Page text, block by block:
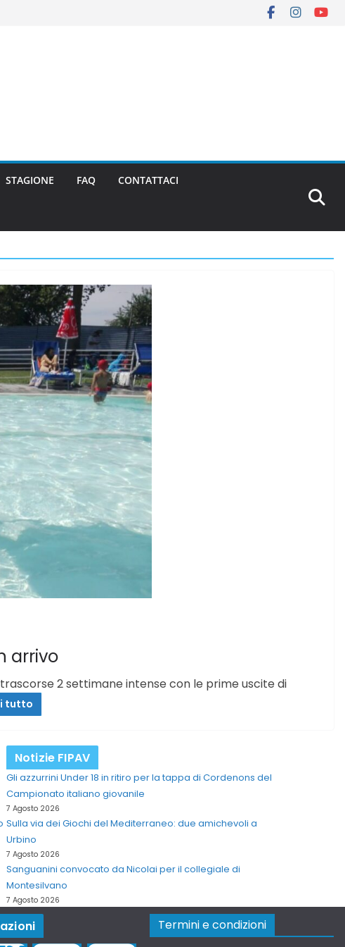
STAGIONE FAQ CONTATTACI
arrivo
trascorse 2 settimane intense con le prime uscite di
tutto
Notizie FIPAV
Gli azzurrini Under 18 in ritiro per la tappa di Cordenons del
Campionato italiano giovanile
7 Agosto 2026
Sulla via dei Giochi del Mediterraneo: due amichevoli a
Urbino
7 Agosto 2026
Sanguanini convocato da Nicolai per il collegiale di
Montesilvano
7 Agosto 2026
Termini e condizioni